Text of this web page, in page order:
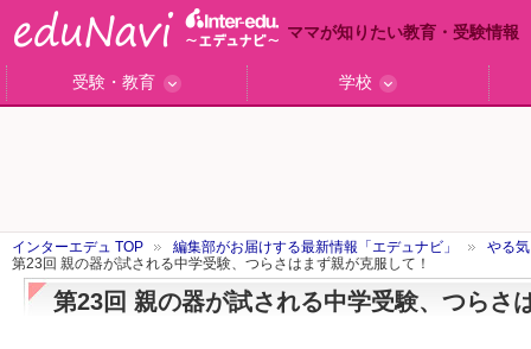
ママが知りたい教育・受験情報
受験・教育
学校
インターエデュ TOP 編集部がお届けする最新情報「エデュナビ」
やる
第23回 親の器が試される中学受験、つらさはまず親が克服して！
第23回 親の器が試される中学受験、つらさ